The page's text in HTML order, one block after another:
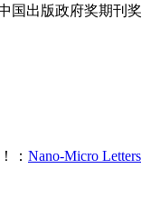
国出版政府奖期刊奖
： Nano-Micro Letters